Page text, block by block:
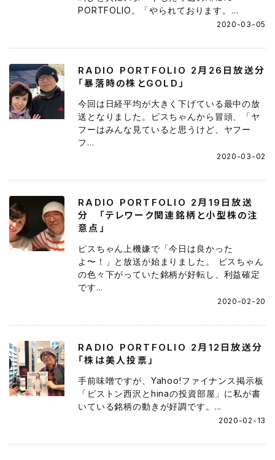
PORTFOLIO。「やられております。...
2020-03-05
RADIO PORTFOLIO 2月26日放送分
「暴落時の株とGOLD」
今回は日経平均が大きく下げている最中の放
送となりました。ピスちゃんから冒頭、「ヤ
フーはみんな見ていると思うけど、ヤフー
フ...
2020-03-02
RADIO PORTFOLIO 2月19日放送
分 「テレワーク関連銘柄と小型株の注
意点」
ピスちゃん上機嫌で「今日は良かった
よ〜！」と放送が始まりました。 ピスちゃん
の色々下がっていた銘柄が好転し、利益確定
です...
2020-02-20
RADIO PORTFOLIO 2月12日放送分
「株は美人投票」
手前味噌ですが、Yahoo!ファイナンス掲示板
「ピストン西沢とhinaの投資部屋」に私が書
いている銘柄の動きが好調です。...
2020-02-13